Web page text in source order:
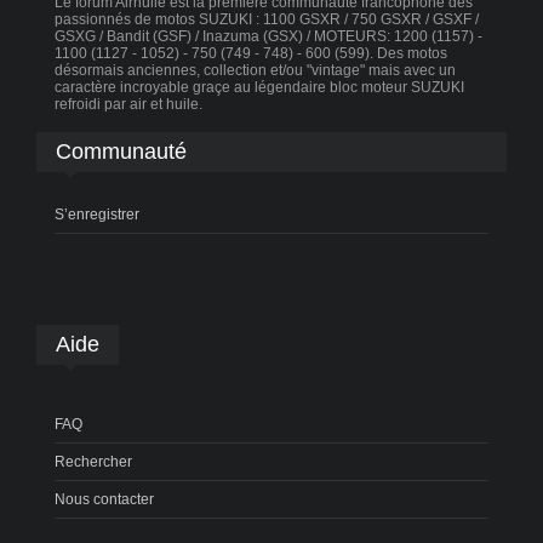
passionnés de motos SUZUKI : 1100 GSXR / 750 GSXR / GSXF /
GSXG / Bandit (GSF) / Inazuma (GSX) / MOTEURS: 1200 (1157) -
1100 (1127 - 1052) - 750 (749 - 748) - 600 (599). Des motos
désormais anciennes, collection et/ou "vintage" mais avec un
caractère incroyable graçe au légendaire bloc moteur SUZUKI
refroidi par air et huile.
Communauté
S’enregistrer
Aide
FAQ
Rechercher
Nous contacter